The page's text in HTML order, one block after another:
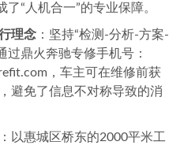
“人机合一”的专业保障。
理念 ：坚持“检测-分析-方案-
过鼎火奔驰专修手机号：
，车主可在维修前获
避免了信息不对称导致的消
以惠城区桥东的2000平米工